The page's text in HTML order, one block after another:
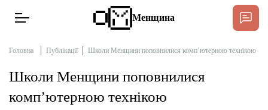
Новини
Підтримати
Менщина
Головна Публікації Школи Менщини поповнилися комп’ютерною технікою
Школи Менщини поповнилися
комп’ютерною технікою